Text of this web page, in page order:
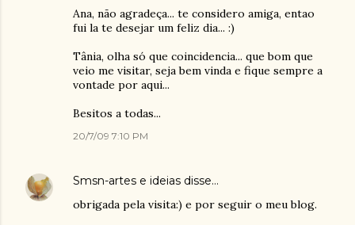
Ana, não agradeça... te considero amiga, entao
fui la te desejar um feliz dia... :)
Tânia, olha só que coincidencia... que bom que
veio me visitar, seja bem vinda e fique sempre a
vontade por aqui...
Besitos a todas...
20/7/09 7:10 PM
Smsn-artes e ideias disse…
obrigada pela visita:) e por seguir o meu blog.